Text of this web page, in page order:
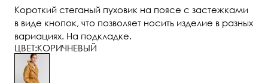
Короткий стеганый пуховик на поясе с застежками
в виде кнопок, что позволяет носить изделие в разных
вариациях. На подкладке.
ЦВЕТ:КОРИЧНЕВЫЙ